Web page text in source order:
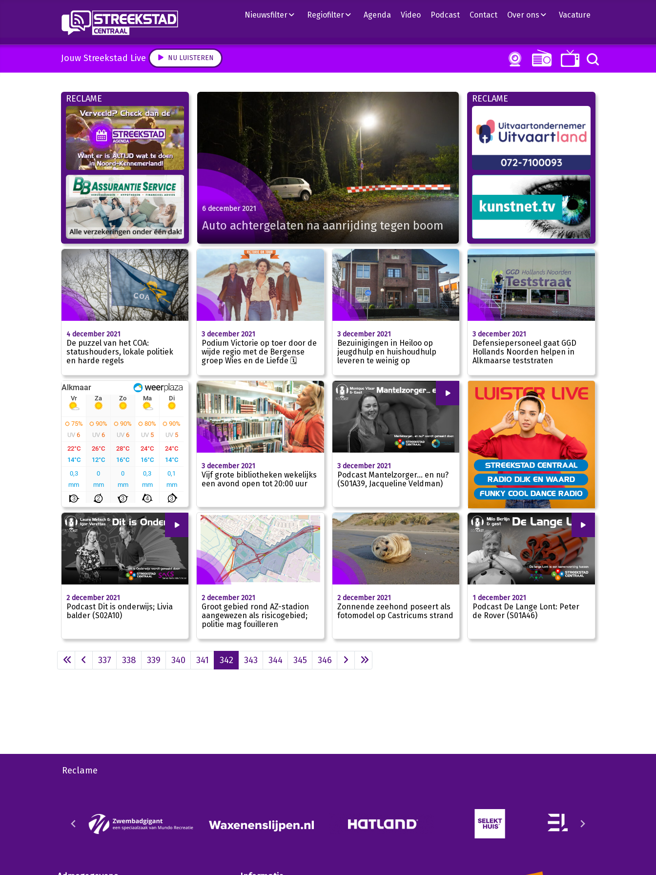
Nieuwsfilter Regiofilter Agenda Video Podcast Contact Over ons Vacature
Jouw Streekstad Live NU LUISTEREN
RECLAME
6 december 2021
Auto achtergelaten na aanrijding tegen boom
RECLAME
4 december 2021
De puzzel van het COA:
statushouders, lokale politiek
en harde regels
3 december 2021
Podium Victorie op toer door de
wijde regio met de Bergense
groep Wies en de Liefde 🗓
3 december 2021
Bezuinigingen in Heiloo op
jeugdhulp en huishoudhulp
leveren te weinig op
3 december 2021
Defensiepersoneel gaat GGD
Hollands Noorden helpen in
Alkmaarse teststraten
3 december 2021
Vijf grote bibliotheken wekelijks
een avond open tot 20:00 uur
3 december 2021
Podcast Mantelzorger… en nu?
(S01A39, Jacqueline Veldman)
STREEKSTAD CENTRAAL
RADIO DIJK EN WAARD
FUNKY COOL DANCE RADIO
00
2 december 2021
Podcast Dit is onderwijs; Livia
balder (S02A10)
2 december 2021
Groot gebied rond AZ-stadion
aangewezen als risicogebied;
politie mag fouilleren
2 december 2021
Zonnende zeehond poseert als
fotomodel op Castricums strand
00
1 december 2021
Podcast De Lange Lont: Peter
de Rover (S01A46)
337 338 339 340 341 342 343 344 345 346
Reclame